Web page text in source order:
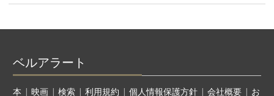
ベルアラート
本 | 映画| 検索| 利用規約 | 個人情報保護方針| 会社概要| お